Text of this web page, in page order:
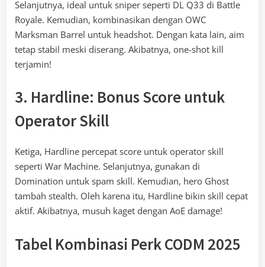
Selanjutnya, ideal untuk sniper seperti DL Q33 di Battle
Royale. Kemudian, kombinasikan dengan OWC
Marksman Barrel untuk headshot. Dengan kata lain, aim
tetap stabil meski diserang. Akibatnya, one-shot kill
terjamin!
3. Hardline: Bonus Score untuk
Operator Skill
Ketiga, Hardline percepat score untuk operator skill
seperti War Machine. Selanjutnya, gunakan di
Domination untuk spam skill. Kemudian, hero Ghost
tambah stealth. Oleh karena itu, Hardline bikin skill cepat
aktif. Akibatnya, musuh kaget dengan AoE damage!
Tabel Kombinasi Perk CODM 2025